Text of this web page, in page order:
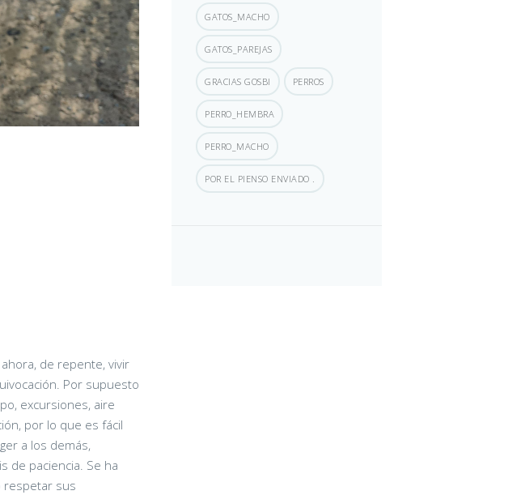
de repente, vivir
Por supuesto
excursiones, aire
por lo que es fácil
a los demás,
de paciencia. Se ha
respetar sus
GATOS_MACHO
GATOS_PAREJAS
GRACIAS GOSBI PERROS
PERRO_HEMBRA
PERRO_MACHO
POR EL PIENSO ENVIADO .